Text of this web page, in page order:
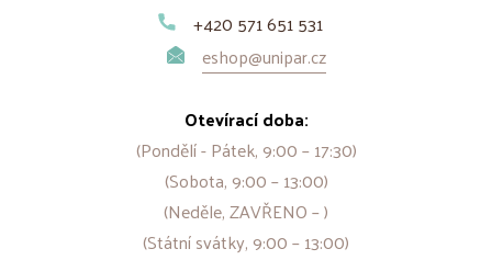
+420 571 651 531
eshop@unipar.cz
Otevírací doba:
(Pondělí - Pátek, 9:00 – 17:30)
(Sobota, 9:00 – 13:00)
(Neděle, ZAVŘENO – )
(Státní svátky, 9:00 – 13:00)